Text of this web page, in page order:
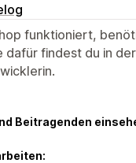
funktioniert,
dafür findest du in der
Beitragenden